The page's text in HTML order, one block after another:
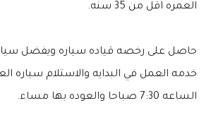
العمره اقل من 35 سنه.
حاصل على رخصه قياده سياره ويفضل
خدمه العمل في البدايه والاستلام سياره
الساعه 7:30 صباحا والعوده بها مساء.